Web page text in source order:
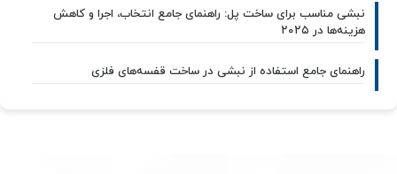
نبشی مناسب برای ساخت پل: راهنمای جامع انتخاب، اجرا و کاهش
هزینه‌ها در ۲۰۲۵
راهنمای جامع استفاده از نبشی در ساخت قفسه‌های فلزی